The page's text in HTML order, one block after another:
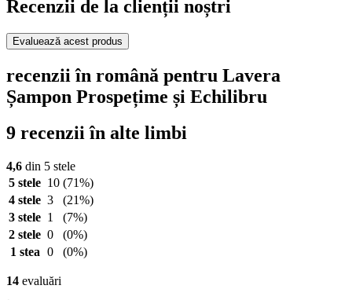
Recenzii de la clienții noștri
Evaluează acest produs
recenzii în română pentru Lavera
Șampon Prospețime și Echilibru
9 recenzii în alte limbi
4,6 din 5 stele
5 stele 10 (71%)
4 stele 3
(21%)
3 stele 1
(7%)
2 stele 0
(0%)
1 stea 0 (0%)
14 evaluări